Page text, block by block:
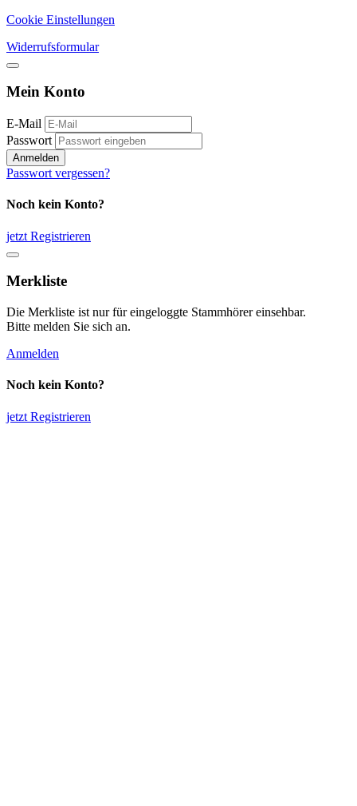
Cookie Einstellungen
Widerrufsformular
Mein Konto
E-Mail
Passwort
Anmelden
Passwort vergessen?
Noch kein Konto?
jetzt Registrieren
Merkliste
Die Merkliste ist nur für eingeloggte Stammhörer einsehbar.
Bitte melden Sie sich an.
Anmelden
Noch kein Konto?
jetzt Registrieren